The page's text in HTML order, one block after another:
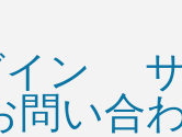
ン
問い合